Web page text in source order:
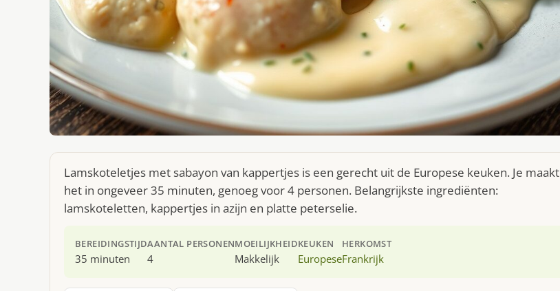
Lamskoteletjes met sabayon van kappertjes is een gerecht uit de Europese keuken. Je maakt
het in ongeveer 35 minuten, genoeg voor 4 personen. Belangrijkste ingrediënten:
lamskoteletten, kappertjes in azijn en platte peterselie.
BEREIDINGSTIJD
35 minuten
AANTAL PERSONEN
4
MOEILIJKHEID
Makkelijk
KEUKEN
Europese
HERKOMST
Frankrijk